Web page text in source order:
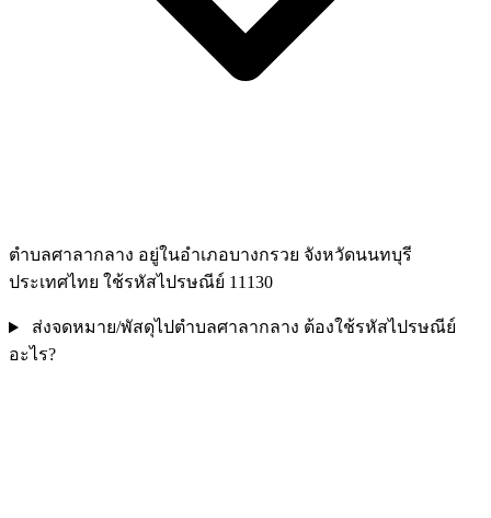
ตำบลศาลากลาง อยู่ในอำเภอบางกรวย จังหวัดนนทบุรี
ประเทศไทย ใช้รหัสไปรษณีย์ 11130
ส่งจดหมาย/พัสดุไปตำบลศาลากลาง ต้องใช้รหัสไปรษณีย์
อะไร?